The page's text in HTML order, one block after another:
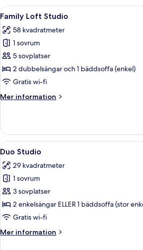
Öppna
alla
foton
för
Family
Loft
Studio
Ett
14
Family Loft Studio
58 kvadratmeter
1 sovrum
5 sovplatser
2 dubbelsängar och 1 bäddsoffa (enkel)
Gratis wi-fi
Mer information
Mer
Loft
Studio
Öppna
alla
foton
för
Duo
Studio
Ett
7
Duo Studio
29 kvadratmeter
1 sovrum
3 sovplatser
2 enkelsängar ELLER 1 bäddsoffa (stor
Gratis wi-fi
Mer information
Mer